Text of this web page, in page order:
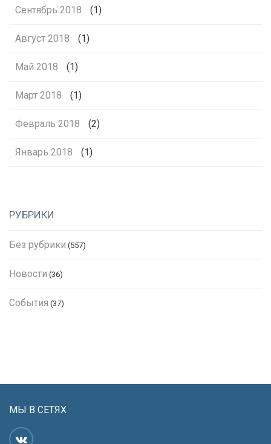
Сентябрь 2018 (1)
Август 2018 (1)
Май 2018 (1)
Март 2018 (1)
Февраль 2018 (2)
Январь 2018 (1)
РУБРИКИ
Без рубрики (557)
Новости (36)
События (37)
МЫ В СЕТЯХ